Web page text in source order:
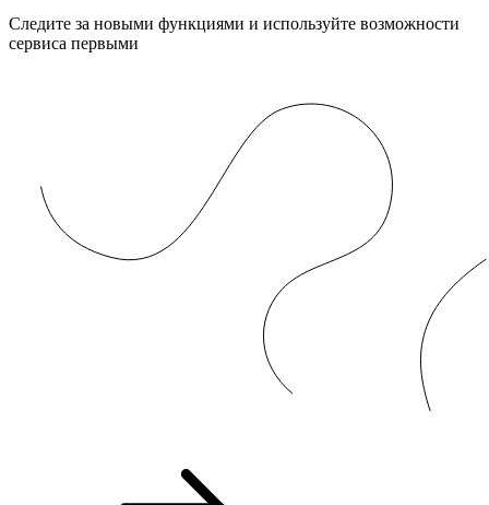
Следите за новыми функциями и используйте возможности
сервиса первыми